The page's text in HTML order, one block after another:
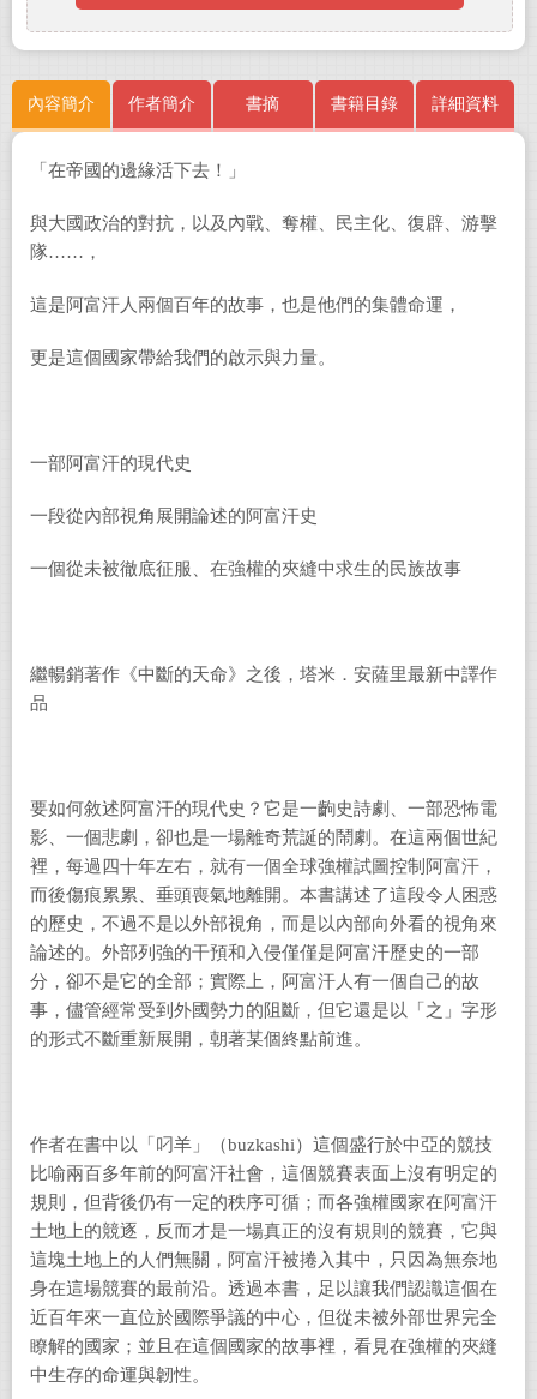
內容簡介 作者簡介 書摘 書籍目錄 詳細資料
「在帝國的邊緣活下去！」
與大國政治的對抗，以及內戰、奪權、民主化、復辟、游擊
隊……，
這是阿富汗人兩個百年的故事，也是他們的集體命運，
更是這個國家帶給我們的啟示與力量。
一部阿富汗的現代史
一段從內部視角展開論述的阿富汗史
一個從未被徹底征服、在強權的夾縫中求生的民族故事
繼暢銷著作《中斷的天命》之後，塔米．安薩里最新中譯作
品
要如何敘述阿富汗的現代史？它是一齣史詩劇、一部恐怖電
影、一個悲劇，卻也是一場離奇荒誕的鬧劇。在這兩個世紀
裡，每過四十年左右，就有一個全球強權試圖控制阿富汗，
而後傷痕累累、垂頭喪氣地離開。本書講述了這段令人困惑
的歷史，不過不是以外部視角，而是以內部向外看的視角來
論述的。外部列強的干預和入侵僅僅是阿富汗歷史的一部
分，卻不是它的全部；實際上，阿富汗人有一個自己的故
事，儘管經常受到外國勢力的阻斷，但它還是以「之」字形
的形式不斷重新展開，朝著某個終點前進。
作者在書中以「叼羊」（buzkashi）這個盛行於中亞的競技
比喻兩百多年前的阿富汗社會，這個競賽表面上沒有明定的
規則，但背後仍有一定的秩序可循；而各強權國家在阿富汗
土地上的競逐，反而才是一場真正的沒有規則的競賽，它與
這塊土地上的人們無關，阿富汗被捲入其中，只因為無奈地
身在這場競賽的最前沿。透過本書，足以讓我們認識這個在
近百年來一直位於國際爭議的中心，但從未被外部世界完全
瞭解的國家；並且在這個國家的故事裡，看見在強權的夾縫
中生存的命運與韌性。